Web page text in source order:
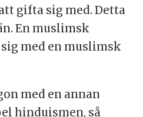
gifta sig med. Detta
En muslimsk
med en muslimsk
med en annan
hinduismen, så